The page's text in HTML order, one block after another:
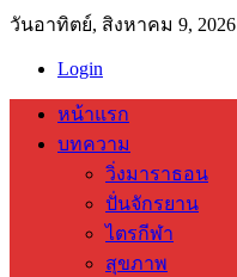
วันอาทิตย์, สิงหาคม 9, 2026
Login
หน้าแรก
บทความ
วิ่งมาราธอน
ปั่นจักรยาน
ไตรกีฬา
สุขภาพ